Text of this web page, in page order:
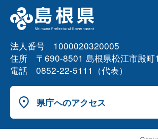
法人番号 1000020320005
住所 〒690-8501 島根県松江市殿町
電話 0852-22-5111（代表）
県庁へのアクセス